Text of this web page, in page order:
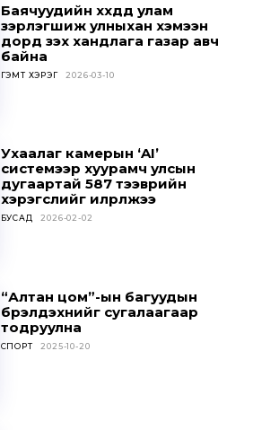
Баячуудийн хүүхдүүд улам
зэрлэгшиж улныхан хэмээн
дорд үзэх хандлага газар авч
байна
ГЭМТ ХЭРЭГ 2026-03-10
Ухаалаг камерын ‘AI’
системээр хуурамч улсын
дугаартай 587 тээврийн
хэрэгслийг илрүүлжээ
БУСАД 2026-02-02
“Алтан цом”-ын багуудын
бүрэлдэхүүнийг сугалаагаар
тодруулна
СПОРТ 2025-10-20